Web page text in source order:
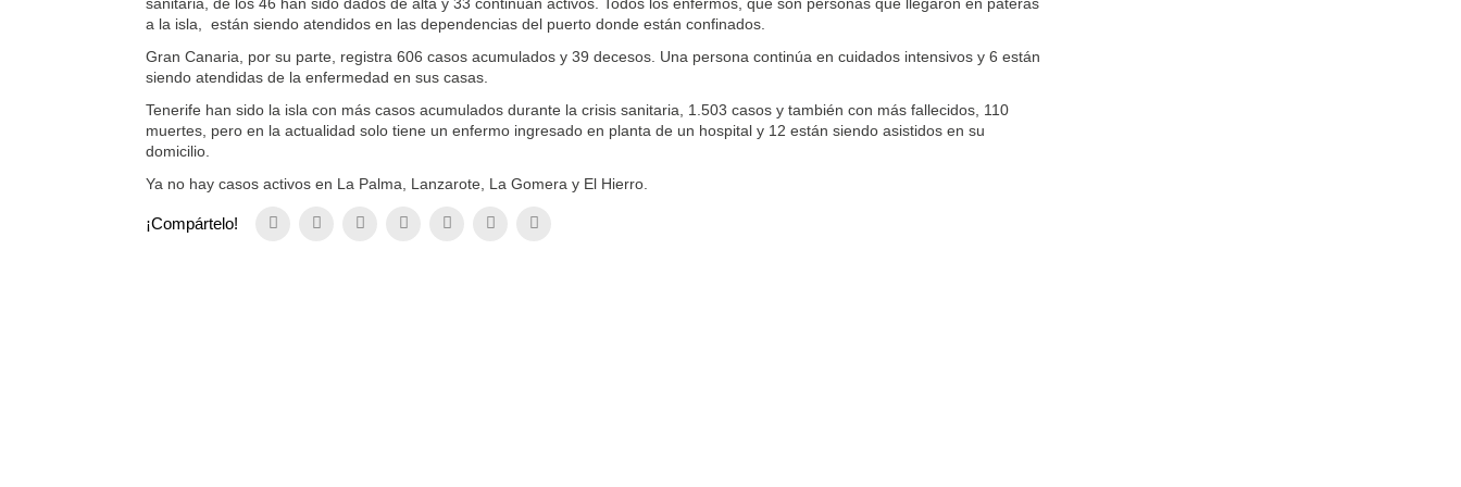
a la isla, están siendo atendidos en las dependencias del puerto donde están confinados.
Gran Canaria, por su parte, registra 606 casos acumulados y 39 decesos. Una persona continúa en cuidados intensivos y 6 están
siendo atendidas de la enfermedad en sus casas.
Tenerife han sido la isla con más casos acumulados durante la crisis sanitaria, 1.503 casos y también con más fallecidos, 110
muertes, pero en la actualidad solo tiene un enfermo ingresado en planta de un hospital y 12 están siendo asistidos en su
domicilio.
Ya no hay casos activos en La Palma, Lanzarote, La Gomera y El Hierro.
¡Compártelo!